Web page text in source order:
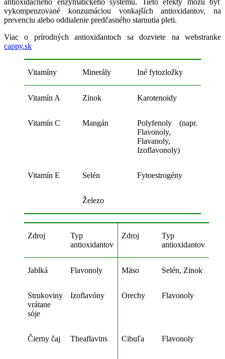
antioxidačného enzymatického systému. Tieto efekty môžu byť
vykompenzované konzumáciou vonkajších antioxidantov, na
prevenciu alebo oddialenie predčasného starnutia pleti.
Viac o prírodných antioxidantoch sa dozviete na webstranke
cappy.sk
Vitamíny Minerály Iné fytozložky
Vitamín A Zinok Karotenoidy
Vitamín C Mangán Polyfenoly (napr.
Flavonoly,
Flavanoly,
Izoflavonoly)
Vitamín E Selén Fytoestrogény
Železo
Zdroj
Typ
antioxidantov
Zdroj
Typ
antioxidantov
Jablká Flavonoly Mäso Selén, Zinok
Strukoviny
vrátane
sóje
Izoflavóny Orechy Flavonoly
Čierny čaj Theaflavins Cibuľa Flavonoly